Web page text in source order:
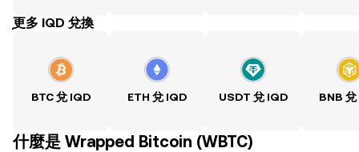
ִִִִִִִִִִִִִִִִִִִִִִִִִִִִִִִִִִִִִִִִִִִִִִִִ更多 IQD 兌換
BTC 兌 IQD ETH 兌 IQD USDT 兌 IQD BNB
什麼是 Wrapped Bitcoin (WBTC)